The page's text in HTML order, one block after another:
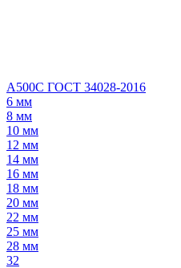
А500С ГОСТ 34028-2016
6 мм
8 мм
10 мм
12 мм
14 мм
16 мм
18 мм
20 мм
22 мм
25 мм
28 мм
32